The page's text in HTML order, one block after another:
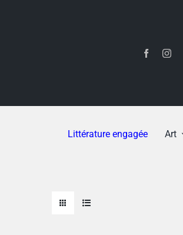
Littérature engagée Art